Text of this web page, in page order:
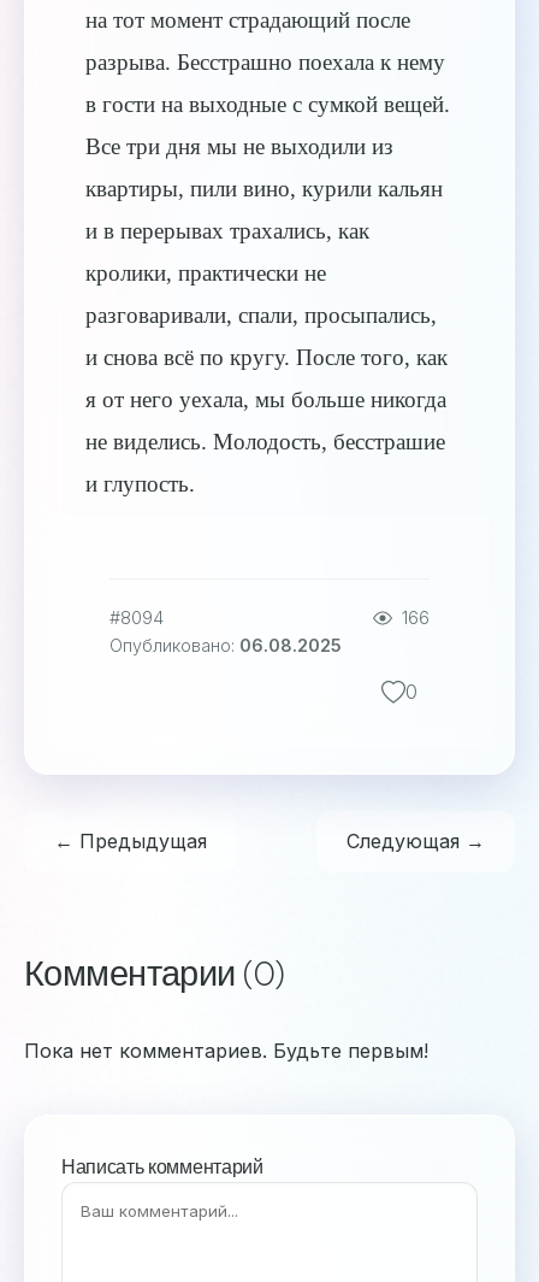
на тот момент страдающий после
разрыва. Бесстрашно поехала к нему
в гости на выходные с сумкой вещей.
Все три дня мы не выходили из
квартиры, пили вино, курили кальян
и в перерывах трахались, как
кролики, практически не
разговаривали, спали, просыпались,
и снова всё по кругу. После того, как
я от него уехала, мы больше никогда
не виделись. Молодость, бесстрашие
и глупость.
#8094
166
Опубликовано: 06.08.2025
0
← Предыдущая Следующая →
Комментарии (0)
Пока нет комментариев. Будьте первым!
Написать комментарий